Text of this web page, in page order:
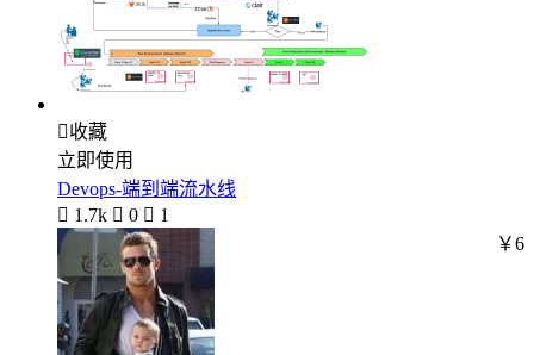
收藏
立即使用
Devops-端到端流水线
 1.7k  0  1
￥6